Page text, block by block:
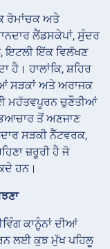
ਰੋਮਾਂਚਕ ਅਤੇ
ਲੈਂਡਸਕੇਪਾਂ, ਸੁੰਦਰ
ਇਟਲੀ ਇੱਕ ਵਿਲੱਖਣ
ਹੈ। ਹਾਲਾਂਕਿ, ਸ਼ਹਿਰ
ਸੜਕਾਂ ਅਤੇ ਅਰਾਜਕ
ਮਹੱਤਵਪੂਰਨ ਚੁਣੌਤੀਆਂ
ਤੋਂ ਅਣਜਾਣ
ਸੜਕੀ ਨੈੱਟਵਰਕ,
ਜ਼ਰੂਰੀ ਹੈ ਜੋ
ਹਨ।
ਕਾਨੂੰਨਾਂ ਦੀਆਂ
ਲਈ ਕੁਝ ਮੁੱਖ ਪਹਿਲੂ